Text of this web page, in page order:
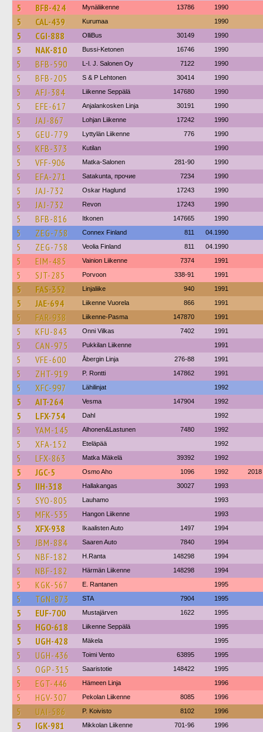
5 BFB-424 Mynäliikenne 13786 1990
5 CAL-439 Kurumaa 1990
5 CGI-888 OlliBus 30149 1990
5 NAK-810 Bussi-Ketonen 16746 1990
5 BFB-590 L-l. J. Salonen Oy 7122 1990
5 BFB-205 S & P Lehtonen 30414 1990
5 AFJ-384 Liikenne Seppälä 147680 1990
5 EFE-617 Anjalankosken Linja 30191 1990
5 JAJ-867 Lohjan Liikenne 17242 1990
5 GEU-779 Lyttylän Liikenne 776 1990
5 KFB-373 Kutilan 1990
5 VFF-906 Matka-Salonen 281-90 1990
5 EFA-271 Satakunta, прочие 7234 1990
5 JAJ-732 Oskar Haglund 17243 1990
5 JAJ-732 Revon 17243 1990
5 BFB-816 Itkonen 147665 1990
5 ZEG-758 Connex Finland 811 04.1990
5 ZEG-758 Veolia Finland 811 04.1990
5 EIM-485 Vainion Liikenne 7374 1991
5 SJT-285 Porvoon 338-91 1991
5 FAS-352 Linjaliike 940 1991
5 JAE-694 Liikenne Vuorela 866 1991
5 FAR-938 Liikenne-Pasma 147870 1991
5 KFU-843 Onni Vilkas 7402 1991
5 CAN-975 Pukkilan Liikenne 1991
5 VFE-600 Åbergin Linja 276-88 1991
5 ZHT-919 P. Rontti 147862 1991
5 XFC-997 Lähilinjat 1992
5 AIT-264 Vesma 147904 1992
5 LFX-754 Dahl 1992
5 YAM-145 Alhonen&Lastunen 7480 1992
5 XFA-152 Eteläpää 1992
5 LFX-863 Matka Mäkelä 39392 1992
5 JGC-5 Osmo Aho 1096 1992 2018
5 IIH-318 Hallakangas 30027 1993
5 SYO-805 Lauhamo 1993
5 MFK-535 Hangon Liikenne 1993
5 XFX-938 Ikaalisten Auto 1497 1994
5 JBM-884 Saaren Auto 7840 1994
5 NBF-182 H.Ranta 148298 1994
5 NBF-182 Härmän Liikenne 148298 1994
5 KGK-567 E. Rantanen 1995
5 TGN-873 STA 7904 1995
5 EUF-700 Mustajärven 1622 1995
5 HGO-618 Liikenne Seppälä 1995
5 UGH-428 Mäkela 1995
5 UGH-436 Toimi Vento 63895 1995
5 OGP-315 Saaristotie 148422 1995
5 EGT-446 Hämeen Linja 1996
5 HGV-307 Pekolan Liikenne 8085 1996
5 UAI-586 P. Koivisto 8102 1996
5 IGK-981 Mikkolan Liikenne 701-96 1996